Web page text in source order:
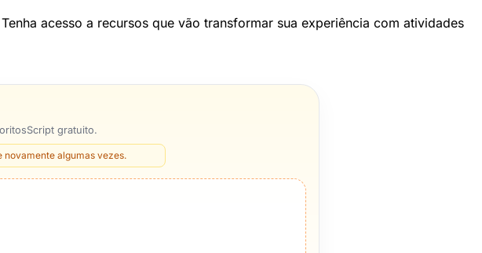
acesso a recursos que vão transformar sua experiência com atividades
gratuito.
algumas vezes.